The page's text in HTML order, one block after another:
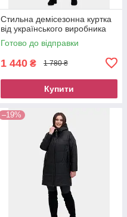
Стильна демісезонна куртка
від українського виробника
Готово до відправки
1 440 ₴ 1 780 ₴
Купити
–19%